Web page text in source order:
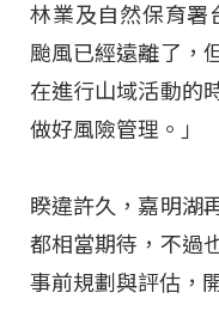
林業及自然保育署
颱風已經遠離了，
在進行山域活動的
做好風險管理。」
睽違許久，嘉明湖
都相當期待，不過
事前規劃與評估，